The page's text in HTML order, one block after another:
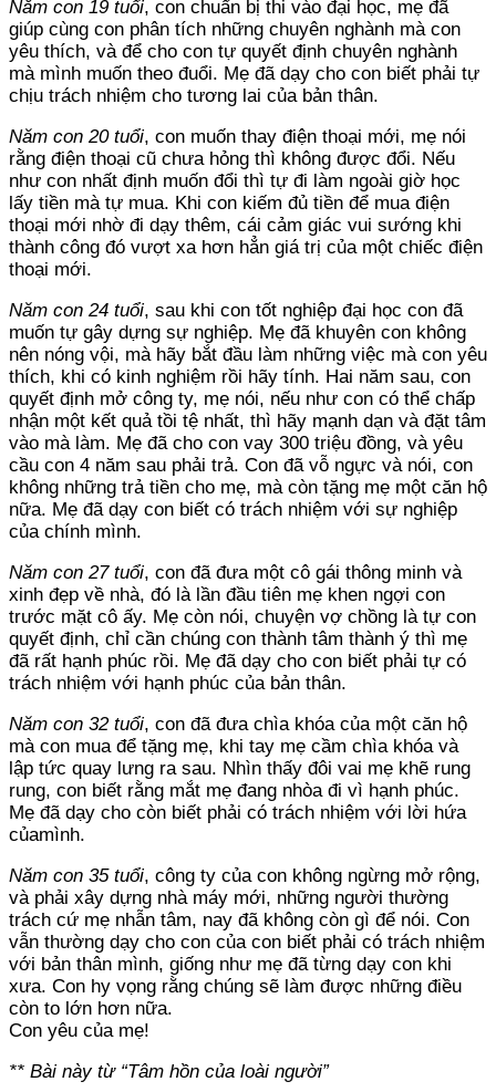
Năm con 19 tuổi, con chuẩn bị thi vào đại học, mẹ đã
giúp cùng con phân tích những chuyên nghành mà con
yêu thích, và để cho con tự quyết định chuyên nghành
mà mình muốn theo đuổi. Mẹ đã dạy cho con biết phải tự
chịu trách nhiệm cho tương lai của bản thân.
Năm con 20 tuổi, con muốn thay điện thoại mới, mẹ nói
rằng điện thoại cũ chưa hỏng thì không được đổi. Nếu
như con nhất định muốn đổi thì tự đi làm ngoài giờ học
lấy tiền mà tự mua. Khi con kiếm đủ tiền để mua điện
thoại mới nhờ đi dạy thêm, cái cảm giác vui sướng khi
thành công đó vượt xa hơn hẳn giá trị của một chiếc điện
thoại mới.
Năm con 24 tuổi, sau khi con tốt nghiệp đại học con đã
muốn tự gây dựng sự nghiệp. Mẹ đã khuyên con không
nên nóng vội, mà hãy bắt đầu làm những việc mà con yêu
thích, khi có kinh nghiệm rồi hãy tính. Hai năm sau, con
quyết định mở công ty, mẹ nói, nếu như con có thể chấp
nhận một kết quả tồi tệ nhất, thì hãy mạnh dạn và đặt tâm
vào mà làm. Mẹ đã cho con vay 300 triệu đồng, và yêu
cầu con 4 năm sau phải trả. Con đã vỗ ngực và nói, con
không những trả tiền cho mẹ, mà còn tặng mẹ một căn hộ
nữa. Mẹ đã dạy con biết có trách nhiệm với sự nghiệp
của chính mình.
Năm con 27 tuổi, con đã đưa một cô gái thông minh và
xinh đẹp về nhà, đó là lần đầu tiên mẹ khen ngợi con
trước mặt cô ấy. Mẹ còn nói, chuyện vợ chồng là tự con
quyết định, chỉ cần chúng con thành tâm thành ý thì mẹ
đã rất hạnh phúc rồi. Mẹ đã dạy cho con biết phải tự có
trách nhiệm với hạnh phúc của bản thân.
Năm con 32 tuổi, con đã đưa chìa khóa của một căn hộ
mà con mua để tặng mẹ, khi tay mẹ cầm chìa khóa và
lập tức quay lưng ra sau. Nhìn thấy đôi vai mẹ khẽ rung
rung, con biết rằng mắt mẹ đang nhòa đi vì hạnh phúc.
Mẹ đã dạy cho còn biết phải có trách nhiệm với lời hứa
củamình.
Năm con 35 tuổi, công ty của con không ngừng mở rộng,
và phải xây dựng nhà máy mới, những người thường
trách cứ mẹ nhẫn tâm, nay đã không còn gì để nói. Con
vẫn thường dạy cho con của con biết phải có trách nhiệm
với bản thân mình, giống như mẹ đã từng dạy con khi
xưa. Con hy vọng rằng chúng sẽ làm được những điều
còn to lớn hơn nữa.
Con yêu của mẹ!
** Bài này từ “Tâm hồn của loài người”